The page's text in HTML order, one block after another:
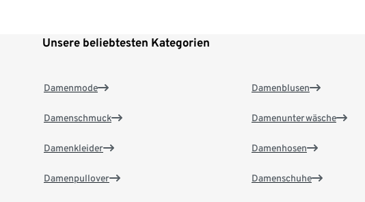
Unsere beliebtesten Kategorien
Damenmode
Damenschmuck
Damenkleider
Damenpullover
Damenblusen
Damenunterwäsche
Damenhosen
Damenschuhe